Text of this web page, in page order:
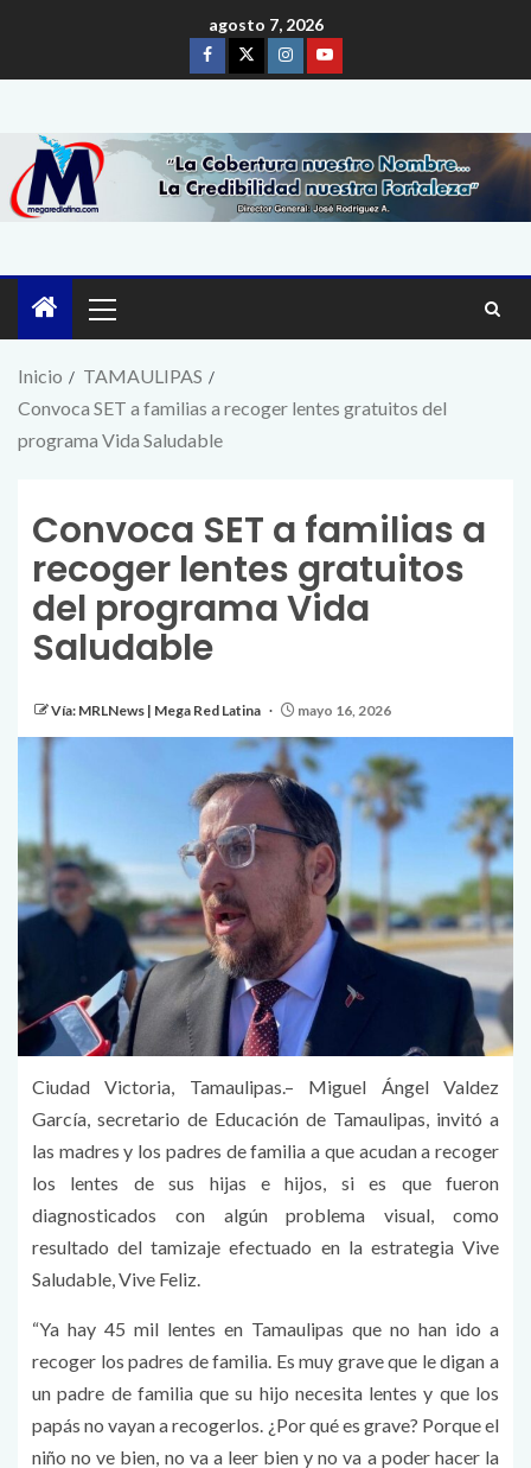
agosto 7, 2026
Inicio
TAMAULIPAS
Convoca SET a familias a recoger lentes gratuitos del
programa Vida Saludable
Convoca SET a familias a
recoger lentes gratuitos
del programa Vida
Saludable
Vía: MRLNews | Mega Red Latina mayo 16, 2026
Ciudad Victoria, Tamaulipas.– Miguel Ángel Valdez
García, secretario de Educación de Tamaulipas, invitó a
las madres y los padres de familia a que acudan a recoger
los lentes de sus hijas e hijos, si es que fueron
diagnosticados con algún problema visual, como
resultado del tamizaje efectuado en la estrategia Vive
Saludable, Vive Feliz.
“Ya hay 45 mil lentes en Tamaulipas que no han ido a
recoger los padres de familia. Es muy grave que le digan a
un padre de familia que su hijo necesita lentes y que los
papás no vayan a recogerlos. ¿Por qué es grave? Porque el
niño no ve bien, no va a leer bien y no va a poder hacer la